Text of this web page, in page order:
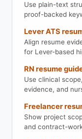
Use plain-text
proof-backed
Lever ATS
Align resume
for Lever-based
RN resume
Use clinical
evidence, and
Freelancer
Show project
and contract-